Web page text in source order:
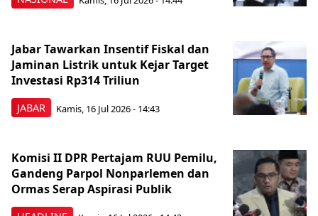
JABAR
Jabar Tawarkan Insentif Fiskal dan
Jaminan Listrik untuk Kejar Target
Investasi Rp314 Triliun
Kamis, 16 Jul 2026 - 14:43
Komisi II DPR Pertajam RUU Pemilu,
Gandeng Parpol Nonparlemen dan
Ormas Serap Aspirasi Publik